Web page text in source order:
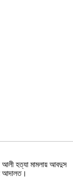
আলী হত্যা মামলায় আবদুস
আদালত।